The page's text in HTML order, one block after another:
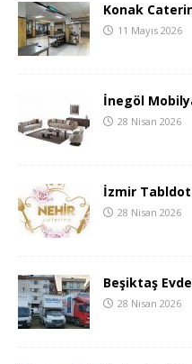
Konak
11 Mayıs 2026
İnegöl
28 Nisan 2026
İzmir
28 Nisan 2026
Beşiktaş
28 Nisan 2026